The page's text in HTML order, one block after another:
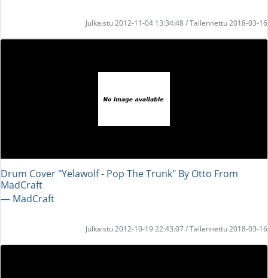
Julkaistu 2012-11-04 13:34:48 / Tallennettu 2018-03-16
Drum Cover "Yelawolf - Pop The Trunk" By Otto From
MadCraft
― MadCraft
Julkaistu 2012-10-19 22:43:07 / Tallennettu 2018-03-16